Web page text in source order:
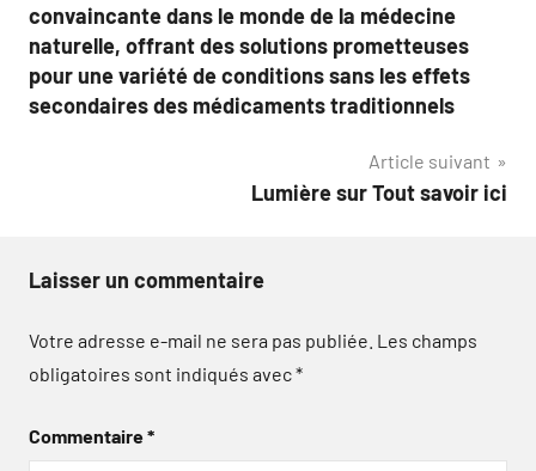
l’article
convaincante dans le monde de la médecine
naturelle, offrant des solutions prometteuses
pour une variété de conditions sans les effets
secondaires des médicaments traditionnels
Article suivant
Lumière sur Tout savoir ici
Laisser un commentaire
Votre adresse e-mail ne sera pas publiée. Les champs
obligatoires sont indiqués avec*
Commentaire*